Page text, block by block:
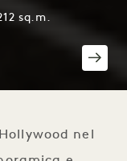
sq.m.
nel